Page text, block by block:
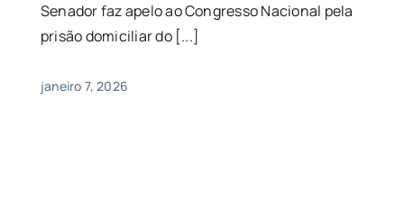
Senador faz apelo ao Congresso Nacional pela
prisão domiciliar do [...]
janeiro 7, 2026